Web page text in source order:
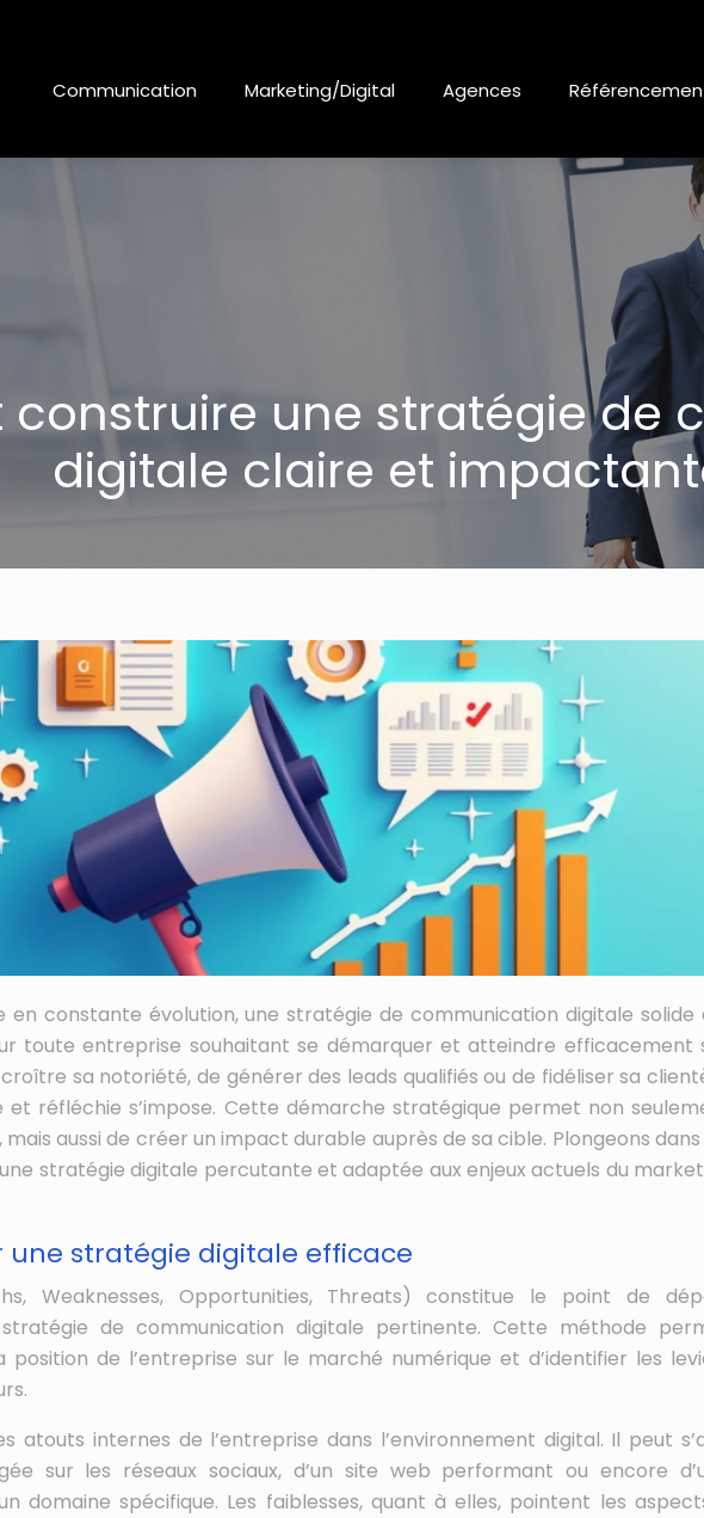
Communication Marketing/Digital Agences
une stratégie de
digitale claire et
en constante évolution, une stratégie de communication digitale solide
toute entreprise souhaitant se démarquer et atteindre efficacement
sa notoriété, de générer des leads qualifiés ou de fidéliser sa
réfléchie s’impose. Cette démarche stratégique permet non
mais aussi de créer un impact durable auprès de sa cible. Plongeons dans
stratégie digitale percutante et adaptée aux enjeux actuels du
une stratégie digitale efficace
Weaknesses, Opportunities, Threats) constitue le point de
de communication digitale pertinente. Cette méthode
position de l’entreprise sur le marché numérique et d’identifier les
atouts internes de l’entreprise dans l’environnement digital. Il peut
sur les réseaux sociaux, d’un site web performant ou encore
domaine spécifique. Les faiblesses, quant à elles, pointent les